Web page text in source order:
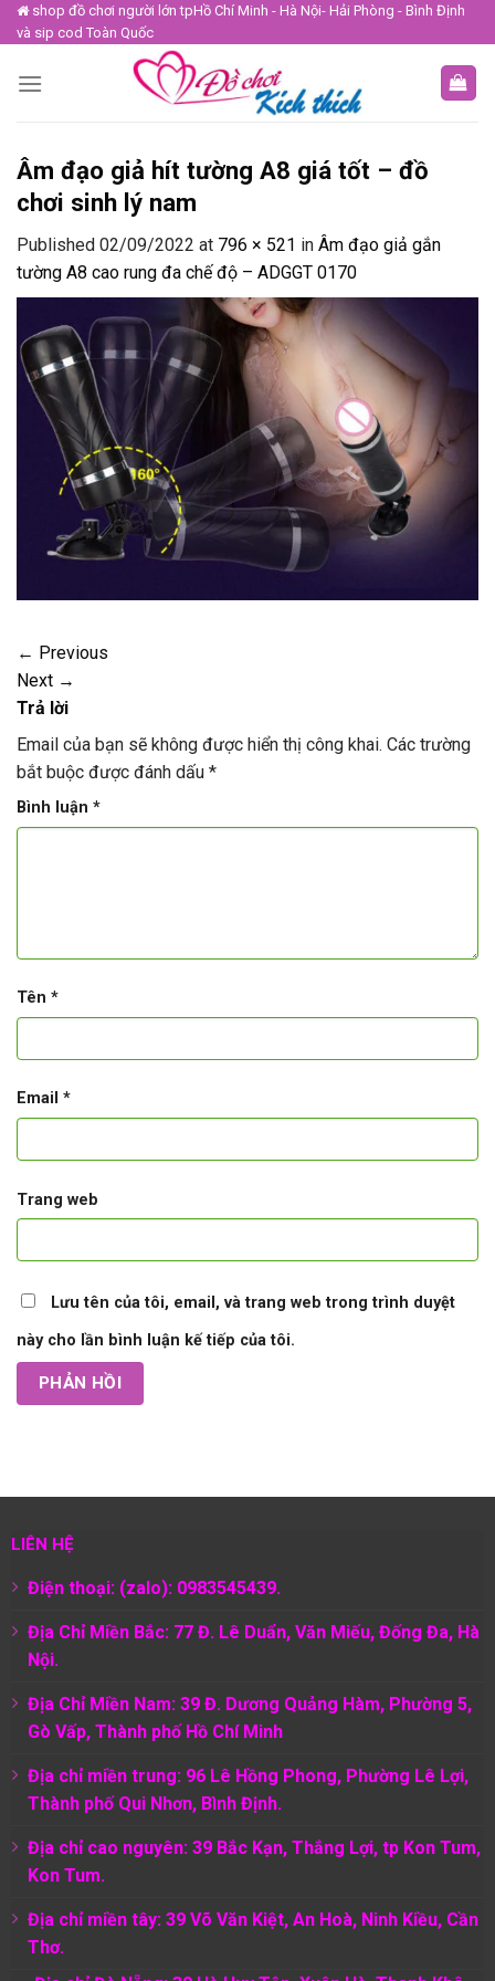
Skip
to
shop đồ chơi người lớn tpHồ Chí Minh - Hà Nội- Hải Phòng - Bình Định
và sip cod Toàn Quốc
Âm đạo giả hít tường A8 giá tốt – đồ
chơi sinh lý nam
Published 02/09/2022 at 796 × 521 in Âm đạo giả gắn
tường A8 cao rung đa chế độ – ADGGT 0170
← Previous
Next →
Trả lời
Email của bạn sẽ không được hiển thị công khai. Các trường
bắt buộc được đánh dấu *
Bình luận *
Tên *
Email *
Trang web
Lưu tên của tôi, email, và trang web trong trình duyệt
này cho lần bình luận kế tiếp của tôi.
LIÊN HỆ
Điện thoại: (zalo): 0983545439.
Địa Chỉ Miền Bắc: 77 Đ. Lê Duẩn, Văn Miếu, Đống Đa, Hà
Nội.
Địa Chỉ Miền Nam: 39 Đ. Dương Quảng Hàm, Phường 5,
Gò Vấp, Thành phố Hồ Chí Minh
Địa chỉ miền trung: 96 Lê Hồng Phong, Phường Lê Lợi,
Thành phố Qui Nhơn, Bình Định.
Địa chỉ cao nguyên: 39 Bắc Kạn, Thắng Lợi, tp Kon Tum,
Kon Tum.
Địa chỉ miền tây: 39 Võ Văn Kiệt, An Hoà, Ninh Kiều, Cần
Thơ.